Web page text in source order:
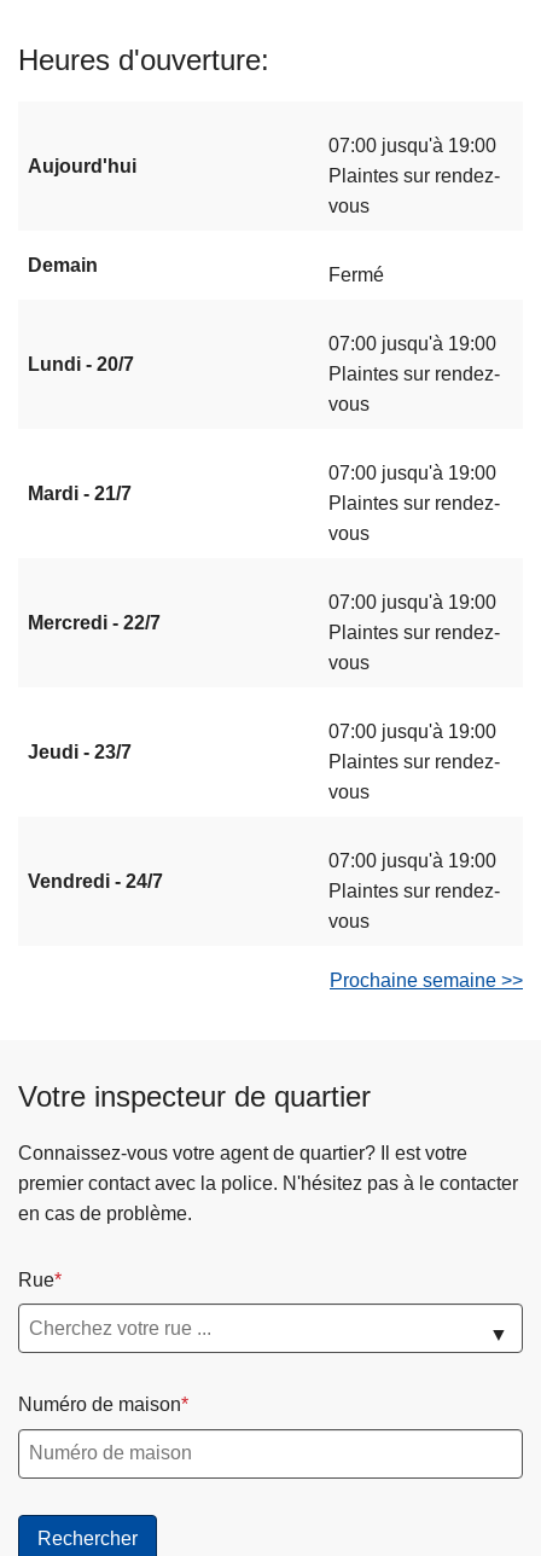
Heures d'ouverture
Aujourd'hui
07:00 jusqu'à 19:00
Plaintes sur rendez-
vous
Demain Fermé
Lundi - 20/7
07:00 jusqu'à 19:00
Plaintes sur rendez-
vous
Mardi - 21/7
07:00 jusqu'à 19:00
Plaintes sur rendez-
vous
Mercredi - 22/7
07:00 jusqu'à 19:00
Plaintes sur rendez-
vous
Jeudi - 23/7
07:00 jusqu'à 19:00
Plaintes sur rendez-
vous
Vendredi - 24/7
07:00 jusqu'à 19:00
Plaintes sur rendez-
vous
Prochaine semaine >>
Votre inspecteur de quartier
Connaissez-vous votre agent de quartier? Il est votre
premier contact avec la police. N'hésitez pas à le contacter
en cas de problème.
Rue
▼
Numéro de maison